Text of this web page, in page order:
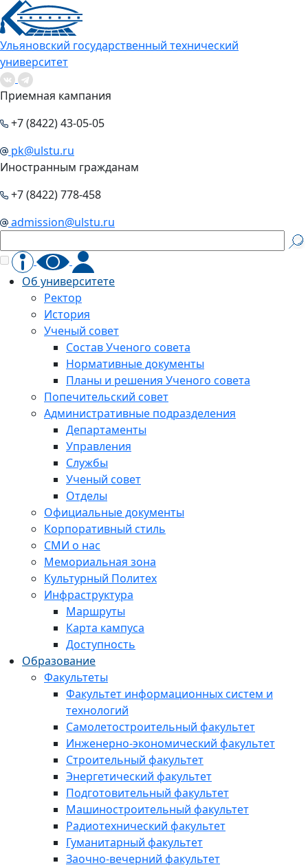
Ульяновский государственный технический
университет
Приемная кампания
+7 (8422) 43-05-05
pk@ulstu.ru
Иностранным гражданам
+7 (8422) 778-458
admission@ulstu.ru
Об университете
Ректор
История
Ученый совет
Состав Ученого совета
Нормативные документы
Планы и решения Ученого совета
Попечительский совет
Административные подразделения
Департаменты
Управления
Службы
Ученый совет
Отделы
Официальные документы
Корпоративный стиль
СМИ о нас
Мемориальная зона
Культурный Политех
Инфраструктура
Маршруты
Карта кампуса
Доступность
Образование
Факультеты
Факультет информационных систем и
технологий
Самолетостроительный факультет
Инженерно-экономический факультет
Строительный факультет
Энергетический факультет
Подготовительный факультет
Машиностроительный факультет
Радиотехнический факультет
Гуманитарный факультет
Заочно-вечерний факультет